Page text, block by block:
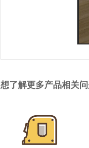
想了解更多产品相关